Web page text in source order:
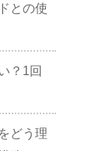
との使
？1回
どう理